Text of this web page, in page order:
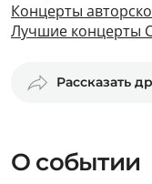
Концерты
Лучшие концерты
Рассказать
О событии